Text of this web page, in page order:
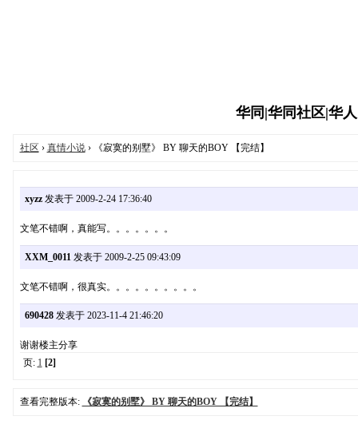
华同|华同社区|华
社区› 真情小说› 《寂寞的别墅》 BY 聊天的BOY 【完结】
xyzz发表于 2009-2-24 17:36:40
文笔不错啊，真能写。。。。。。。
XXM_0011发表于 2009-2-25 09:43:09
文笔不错啊，很真实。。。。。。。。。。
690428发表于 2023-11-4 21:46:20
谢谢楼主分享
页: 1 [2]
查看完整版本: 《寂寞的别墅》 BY 聊天的BOY 【完结】